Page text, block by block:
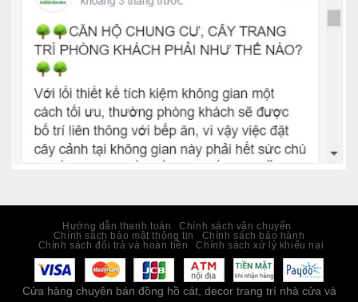
Hướng dẫn thanh toán
Chính sách vận chuyển
Chính sách bảo mật thông tin
Chính sách bảo hành
Chính sách đổi trả và hoàn tiền
Chính sách xử lý khiếu nại
Cửa hàng chuyên bán đồng hồ cát, decor trang trí nhà cửa và